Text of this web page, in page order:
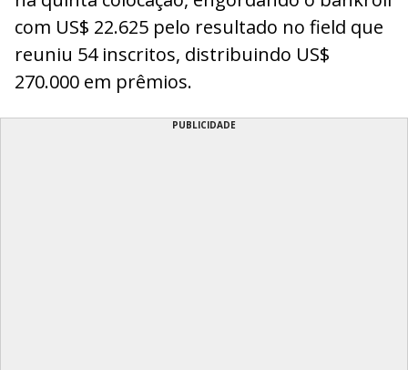
com US$ 22.625 pelo resultado no field que
reuniu 54 inscritos, distribuindo US$
270.000 em prêmios.
PUBLICIDADE